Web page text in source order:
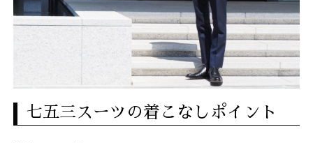
七五三スーツの着こなしポイント